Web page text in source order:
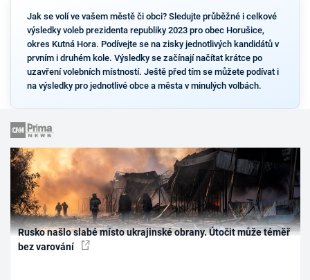
Jak se volí ve vašem městě či obci? Sledujte průběžné i celkové
výsledky voleb prezidenta republiky 2023 pro obec Horušice,
okres Kutná Hora. Podívejte se na zisky jednotlivých kandidátů v
prvním i druhém kole. Výsledky se začínají načítat krátce po
uzavření volebních místností. Ještě před tím se můžete podívat i
na výsledky pro jednotlivé obce a města v minulých volbách.
Rusko našlo slabé místo ukrajinské obrany. Útočit může téměř
bez varování